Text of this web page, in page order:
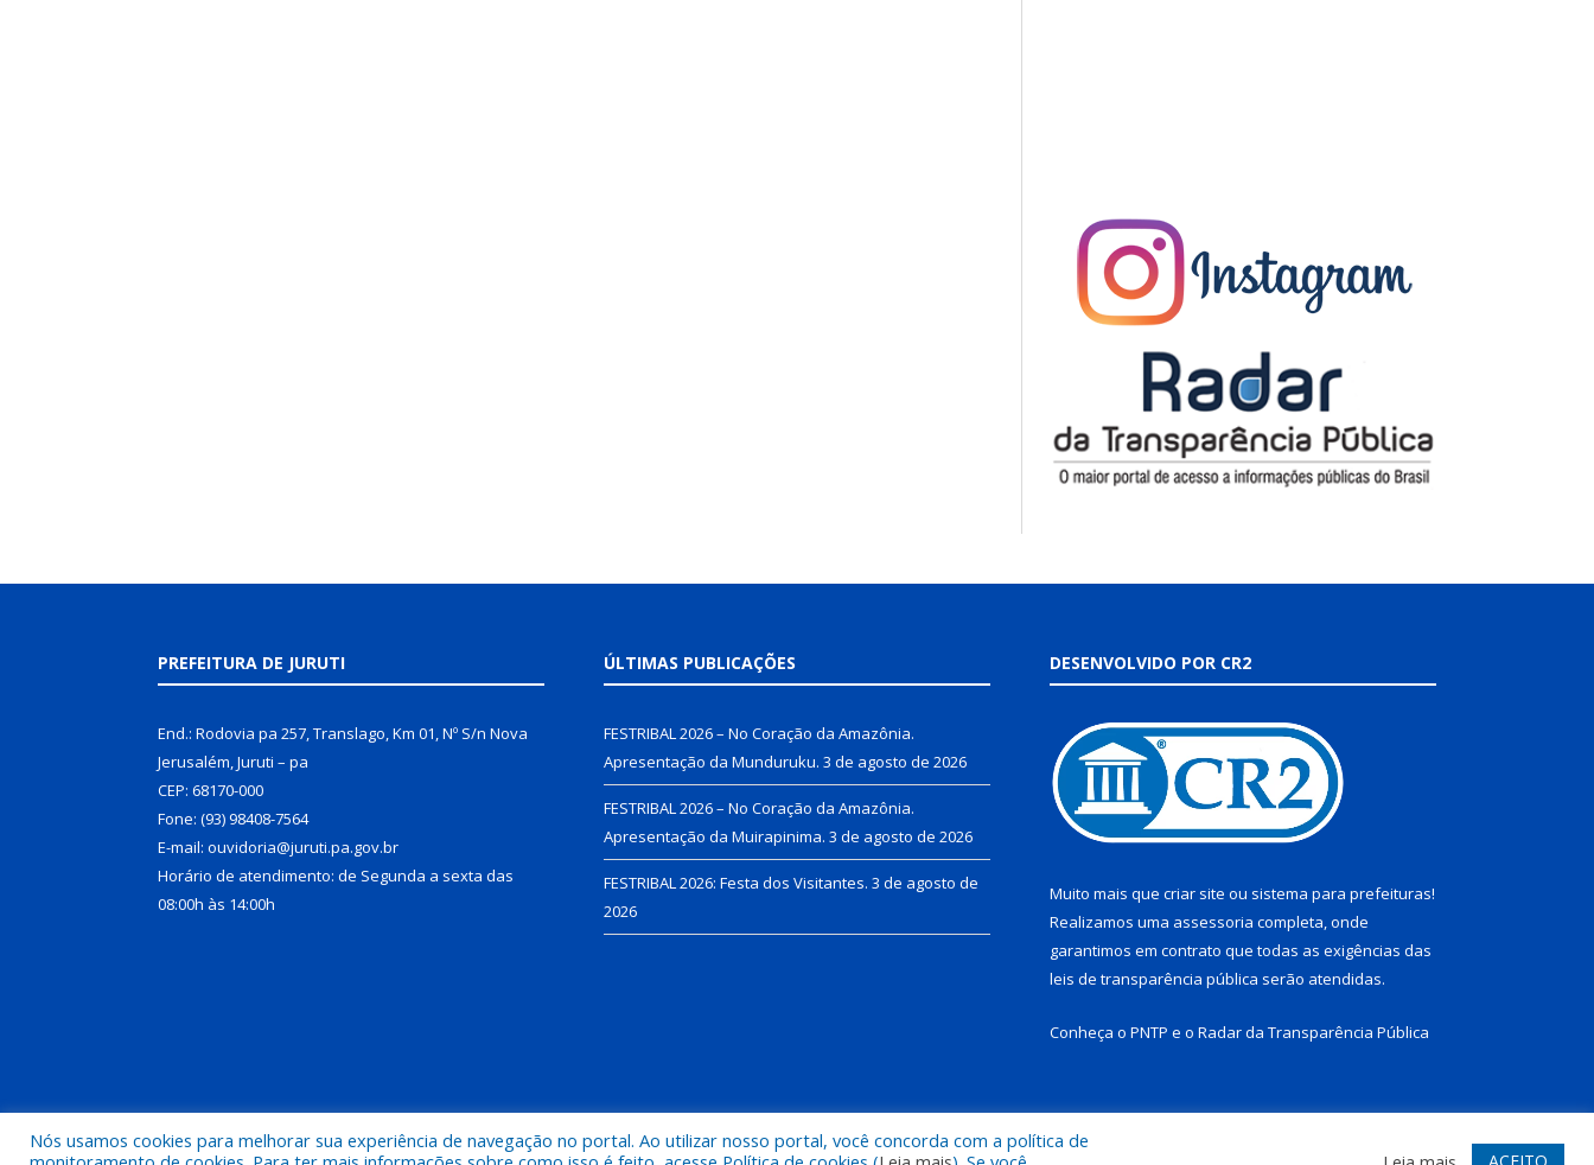
PREFEITURA DE JURUTI
End.: Rodovia pa 257, Translago, Km 01, Nº S/n Nova
Jerusalém, Juruti – pa
CEP: 68170-000
Fone: (93) 98408-7564
E-mail: ouvidoria@juruti.pa.gov.br
Horário de atendimento: de Segunda a sexta das
08:00h às 14:00h
ÚLTIMAS PUBLICAÇÕES
FESTRIBAL 2026 – No Coração da Amazônia.
Apresentação da Munduruku. 3 de agosto de 2026
FESTRIBAL 2026 – No Coração da Amazônia.
Apresentação da Muirapinima. 3 de agosto de 2026
FESTRIBAL 2026: Festa dos Visitantes. 3 de agosto de
2026
DESENVOLVIDO POR CR2
Muito mais que criar site ou sistema para prefeituras!
Realizamos uma assessoria completa, onde
garantimos em contrato que todas as exigências das
leis de transparência pública serão atendidas.
Conheça o PNTP e o Radar da Transparência Pública
Todos os direitos reservados a Prefeitura Municipal de Juruti. Mapa do Site Acessar Webmail
Nós usamos cookies para melhorar sua experiência de navegação no portal. Ao utilizar nosso portal, você concorda com a política de
ACEITO